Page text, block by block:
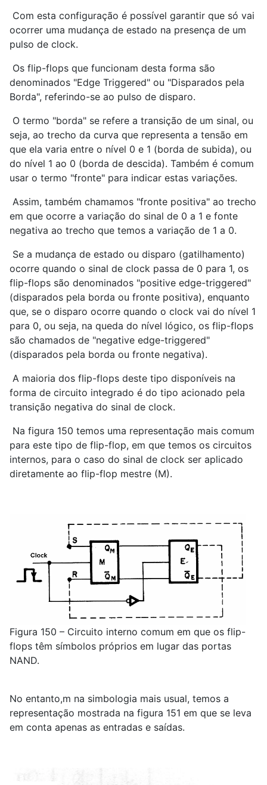
Com esta configuração é possível garantir que só vai
ocorrer uma mudança de estado na presença de um
pulso de clock.
Os flip-flops que funcionam desta forma são
denominados "Edge Triggered" ou "Disparados pela
Borda", referindo-se ao pulso de disparo.
O termo "borda" se refere a transição de um sinal, ou
seja, ao trecho da curva que representa a tensão em
que ela varia entre o nível 0 e 1 (borda de subida), ou
do nível 1 ao 0 (borda de descida). Também é comum
usar o termo "fronte" para indicar estas variações.
Assim, também chamamos "fronte positiva" ao trecho
em que ocorre a variação do sinal de 0 a 1 e fonte
negativa ao trecho que temos a variação de 1 a 0.
Se a mudança de estado ou disparo (gatilhamento)
ocorre quando o sinal de clock passa de 0 para 1, os
flip-flops são denominados "positive edge-triggered"
(disparados pela borda ou fronte positiva), enquanto
que, se o disparo ocorre quando o clock vai do nível 1
para 0, ou seja, na queda do nível lógico, os flip-flops
são chamados de "negative edge-triggered"
(disparados pela borda ou fronte negativa).
A maioria dos flip-flops deste tipo disponíveis na
forma de circuito integrado é do tipo acionado pela
transição negativa do sinal de clock.
Na figura 150 temos uma representação mais comum
para este tipo de flip-flop, em que temos os circuitos
internos, para o caso do sinal de clock ser aplicado
diretamente ao flip-flop mestre (M).
Figura 150 – Circuito interno comum em que os flip-
flops têm símbolos próprios em lugar das portas
NAND.
No entanto,m na simbologia mais usual, temos a
representação mostrada na figura 151 em que se leva
em conta apenas as entradas e saídas.